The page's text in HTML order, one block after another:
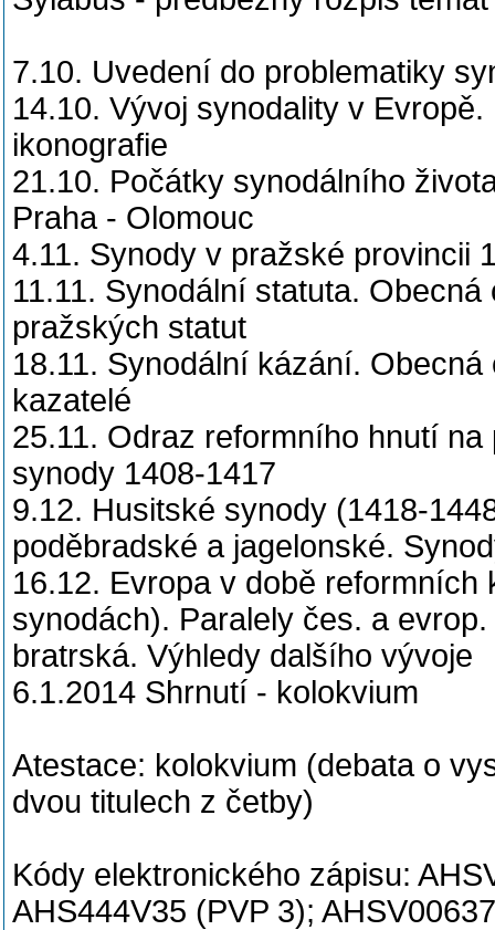
7.10. Uvedení do problematiky
14.10. Vývoj synodality v
ikonografie
21.10. Počátky synodálního
Praha - Olomouc
4.11. Synody v pražské provincii
11.11. Synodální statuta.
pražských statut
18.11. Synodální kázání.
kazatelé
25.11. Odraz reformního hnutí
synody 1408-1417
9.12. Husitské synody (1418-
poděbradské a jagelonské.
16.12. Evropa v době
synodách). Paralely čes. a
bratrská. Výhledy dalšího vývoje
6.1.2014 Shrnutí - kolokvium
Atestace: kolokvium (debata o
dvou titulech z četby)
Kódy elektronického zápisu:
AHS444V35 (PVP 3);